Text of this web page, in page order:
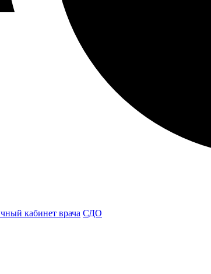
кабинет врача СДО